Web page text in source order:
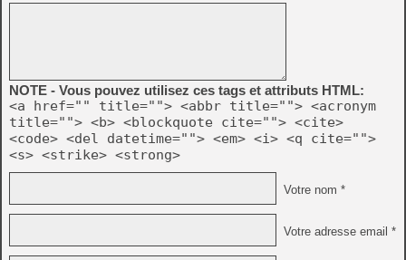
NOTE - Vous pouvez utilisez ces tags et attributs HTML:
<a href="" title=""> <abbr title=""> <acronym
title=""> <b> <blockquote cite=""> <cite>
<code> <del datetime=""> <em> <i> <q cite="">
<s> <strike> <strong>
Votre nom *
Votre adresse email *